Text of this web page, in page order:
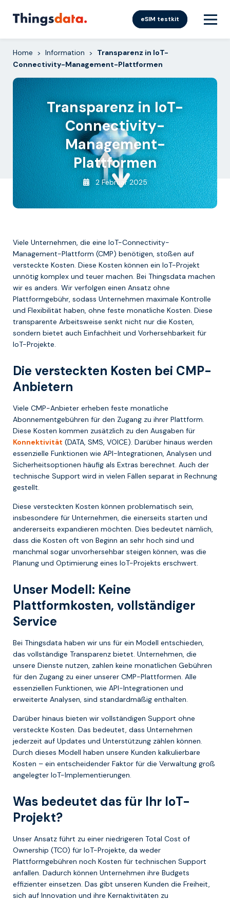
eSIM testkit
Home > Information >
Transparenz in IoT-
Connectivity-Management-Plattformen
Transparenz in IoT-
Connectivity-
Management-
Plattformen
2 Februar 2025
Viele Unternehmen, die eine IoT-Connectivity-
Management-Plattform (CMP) benötigen, stoßen auf
versteckte Kosten. Diese Kosten können ein IoT-Projekt
unnötig komplex und teuer machen. Bei Thingsdata machen
wir es anders. Wir verfolgen einen Ansatz ohne
Plattformgebühr, sodass Unternehmen maximale Kontrolle
und Flexibilität haben, ohne feste monatliche Kosten. Diese
transparente Arbeitsweise senkt nicht nur die Kosten,
sondern bietet auch Einfachheit und Vorhersehbarkeit für
IoT-Projekte.
Die versteckten Kosten bei CMP-
Anbietern
Viele CMP-Anbieter erheben feste monatliche
Abonnementgebühren für den Zugang zu ihrer Plattform.
Diese Kosten kommen zusätzlich zu den Ausgaben für
Konnektivität (DATA, SMS, VOICE). Darüber hinaus werden
essenzielle Funktionen wie API-Integrationen, Analysen und
Sicherheitsoptionen häufig als Extras berechnet. Auch der
technische Support wird in vielen Fällen separat in Rechnung
gestellt.
Diese versteckten Kosten können problematisch sein,
insbesondere für Unternehmen, die einerseits starten und
andererseits expandieren möchten. Dies bedeutet nämlich,
dass die Kosten oft von Beginn an sehr hoch sind und
manchmal sogar unvorhersehbar steigen können, was die
Planung und Optimierung eines IoT-Projekts erschwert.
Unser Modell: Keine
Plattformkosten, vollständiger
Service
Bei Thingsdata haben wir uns für ein Modell entschieden,
das vollständige Transparenz bietet. Unternehmen, die
unsere Dienste nutzen, zahlen keine monatlichen Gebühren
für den Zugang zu einer unserer CMP-Plattformen. Alle
essenziellen Funktionen, wie API-Integrationen und
erweiterte Analysen, sind standardmäßig enthalten.
Darüber hinaus bieten wir vollständigen Support ohne
versteckte Kosten. Das bedeutet, dass Unternehmen
jederzeit auf Updates und Unterstützung zählen können.
Durch dieses Modell haben unsere Kunden kalkulierbare
Kosten – ein entscheidender Faktor für die Verwaltung groß
angelegter IoT-Implementierungen.
Was bedeutet das für Ihr IoT-
Projekt?
Unser Ansatz führt zu einer niedrigeren Total Cost of
Ownership (TCO) für IoT-Projekte, da weder
Plattformgebühren noch Kosten für technischen Support
anfallen. Dadurch können Unternehmen ihre Budgets
effizienter einsetzen. Das gibt unseren Kunden die Freiheit,
sich auf Innovation und ihre Kernaktivitäten zu